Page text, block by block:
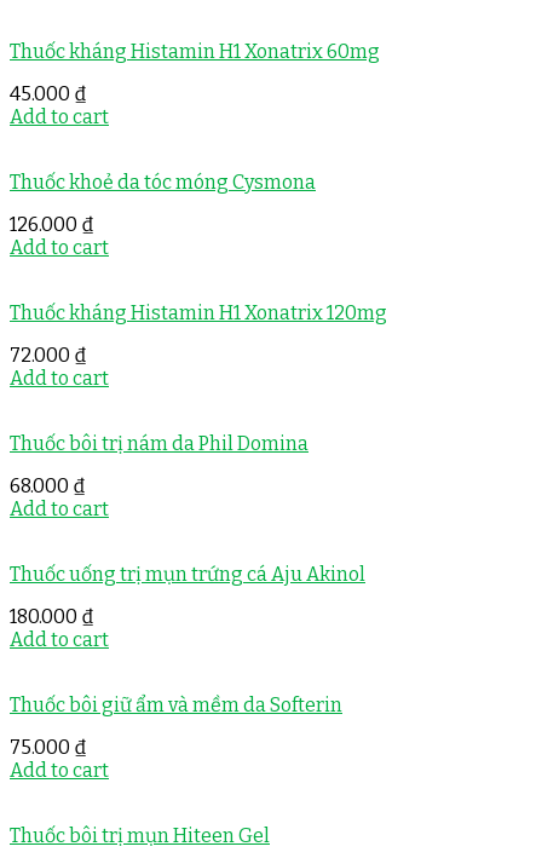
Thuốc kháng Histamin H1 Xonatrix 60mg
45.000 ₫
Add to cart
Thuốc khoẻ da tóc móng Cysmona
126.000 ₫
Add to cart
Thuốc kháng Histamin H1 Xonatrix 120mg
72.000 ₫
Add to cart
Thuốc bôi trị nám da Phil Domina
68.000 ₫
Add to cart
Thuốc uống trị mụn trứng cá Aju Akinol
180.000 ₫
Add to cart
Thuốc bôi giữ ẩm và mềm da Softerin
75.000 ₫
Add to cart
Thuốc bôi trị mụn Hiteen Gel